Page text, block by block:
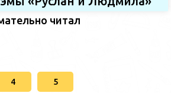
читал
4 5